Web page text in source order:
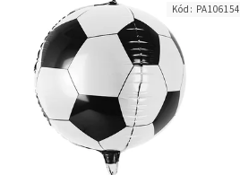
Kód: PA106154